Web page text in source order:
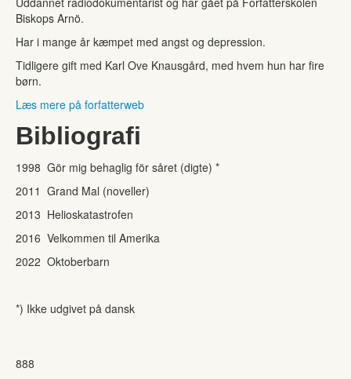
Biskops Arnö.
Har i mange år kæmpet med angst og depression.
Tidligere gift med Karl Ove Knausgård, med hvem hun har fire
børn.
Læs mere på forfatterweb
Bibliografi
1998 Gör mig behaglig för såret (digte) *
2011 Grand Mal (noveller)
2013 Helioskatastrofen
2016 Velkommen til Amerika
2022 Oktoberbarn
*) Ikke udgivet på dansk
888